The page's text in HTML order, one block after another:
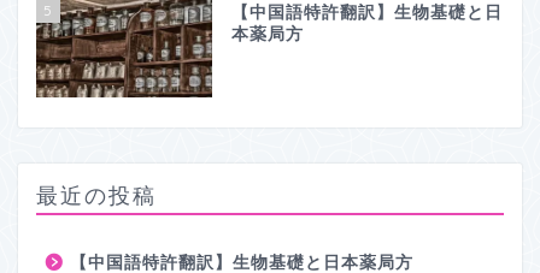
5
【中国語特許翻訳】生物基礎と日
本薬局方
最近の投稿
【中国語特許翻訳】生物基礎と日本薬局方